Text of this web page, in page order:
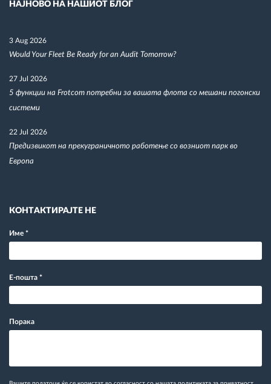
НАЈНОВО НА НАШИОТ БЛОГ
3 Aug 2026
Would Your Fleet Be Ready for an Audit Tomorrow?
27 Jul 2026
5 функции на Frotcom потребни за вашата флота со мешани погонски
системи
22 Jul 2026
Предизвикот на прекуграничното работење со возниот парк во
Европа
КОНТАКТИРАЈТЕ НЕ
Име *
Е-пошта *
Порака